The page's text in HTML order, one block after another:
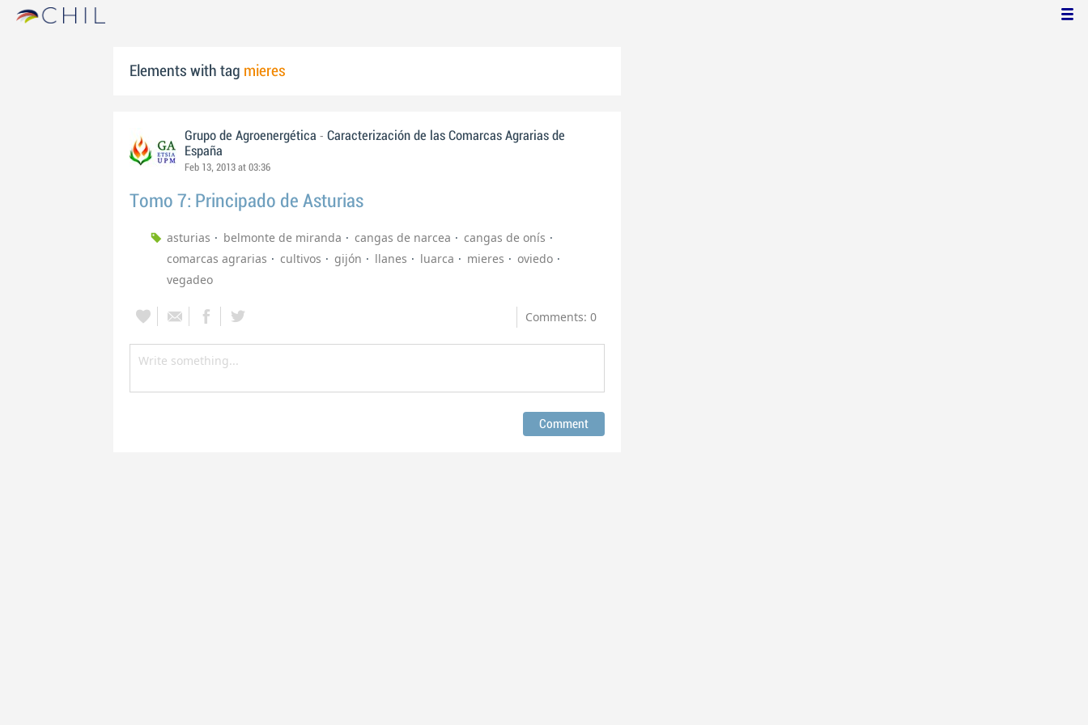
Elements with tag mieres
Grupo de Agroenergética - Caracterización de las Comarcas Agrarias de
España
Feb 13, 2013 at 03:36
Tomo 7: Principado de Asturias
asturias belmonte de miranda cangas de narcea
cangas de onís
comarcas agrarias
cultivos gijón llanes luarca mieres
oviedo
vegadeo
Comments: 0